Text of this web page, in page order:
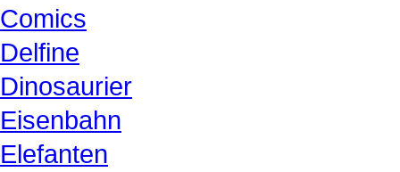
Comics
Delfine
Dinosaurier
Eisenbahn
Elefanten